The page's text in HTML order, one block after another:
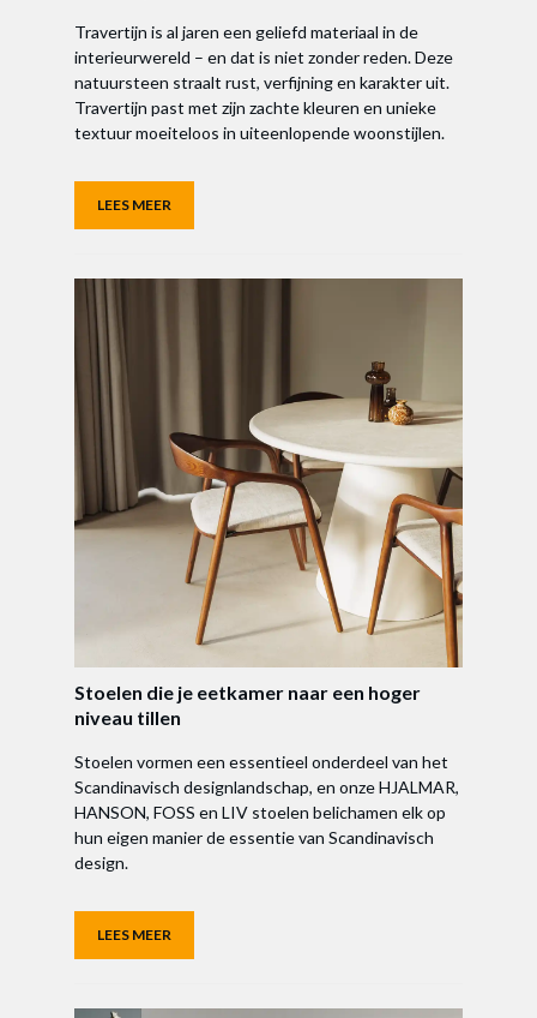
Travertijn is al jaren een geliefd materiaal in de
interieurwereld – en dat is niet zonder reden. Deze
natuursteen straalt rust, verfijning en karakter uit.
Travertijn past met zijn zachte kleuren en unieke
textuur moeiteloos in uiteenlopende woonstijlen.
LEES MEER
Stoelen die je eetkamer naar een hoger
niveau tillen
Stoelen vormen een essentieel onderdeel van het
Scandinavisch designlandschap, en onze HJALMAR,
HANSON, FOSS en LIV stoelen belichamen elk op
hun eigen manier de essentie van Scandinavisch
design.
LEES MEER